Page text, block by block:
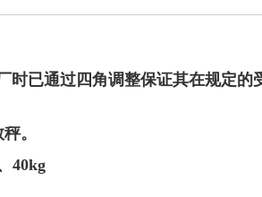
时已通过四角调整保证其在规定的
。
40kg